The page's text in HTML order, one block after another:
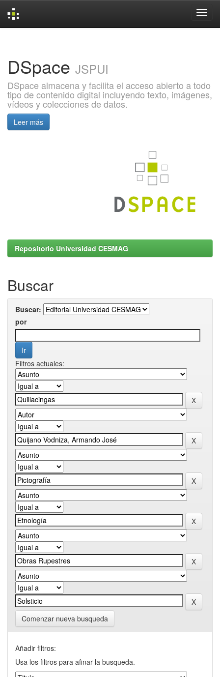
DSpace JSPUI
DSpace almacena y facilita el acceso abierto a todo
tipo de contenido digital incluyendo texto, imágenes,
vídeos y colecciones de datos.
Leer más
Repositorio Universidad CESMAG
Buscar
Buscar:
por
Filtros actuales:
Comenzar nueva busqueda
Añadir filtros:
Usa los filtros para afinar la busqueda.